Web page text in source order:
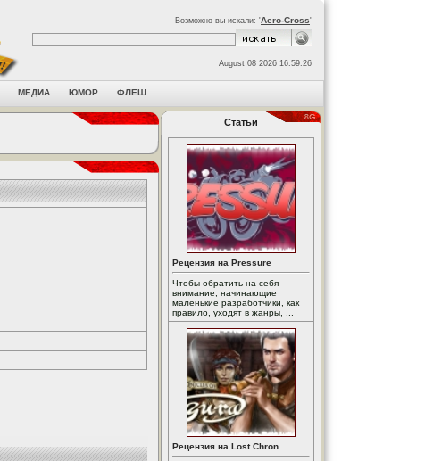
Возможно вы искали: 'Aero-Cross'
August 08 2026 16:59:26
МЕДИА ЮМОР ФЛЕШ
Статьи
Рецензия на Pressure
Чтобы обратить на себя
внимание, начинающие
маленькие разработчики, как
правило, уходят в жанры, ...
Рецензия на Lost Chron...